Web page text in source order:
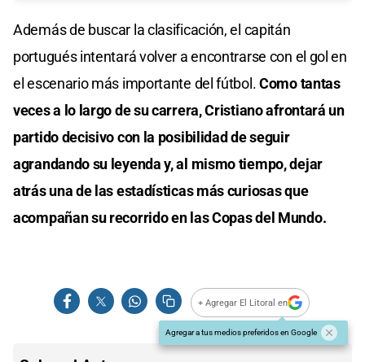
Además de buscar la clasificación, el capitán
portugués intentará volver a encontrarse con el gol en
el escenario más importante del fútbol.Como tantas
veces a lo largo de su carrera, Cristiano afrontará un
partido decisivo con la posibilidad de seguir
agrandando su leyenda y, al mismo tiempo, dejar
atrás una de las estadísticas más curiosas que
acompañan su recorrido en las Copas del Mundo.
+ Agregar El Litoral en
Agregar a tus medios preferidos en Google